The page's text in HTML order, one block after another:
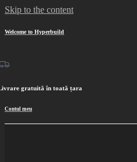
Skip to the content
Welcome to Hyperbuild
gratuită în toată țara
Contul meu